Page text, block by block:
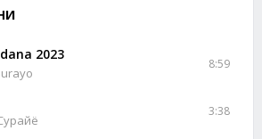
2023
8:59
3:38